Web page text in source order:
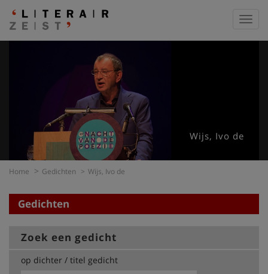
Wijs, Ivo de
Home Gedichten Wijs, Ivo de
Gedichten
Zoek een gedicht
op dichter / titel gedicht